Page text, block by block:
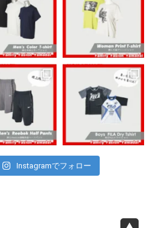
Instagramでフォロー